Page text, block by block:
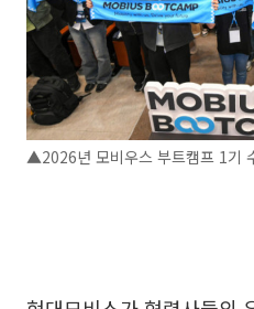
▲2026년 모비우스 부트캠프 1기